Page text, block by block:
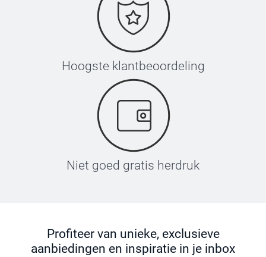
Hoogste klantbeoordeling
Niet goed gratis herdruk
Profiteer van unieke, exclusieve
aanbiedingen en inspiratie in je inbox